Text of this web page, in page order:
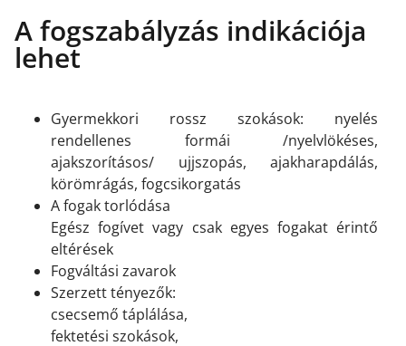
A fogszabályzás indikációja
lehet
Gyermekkori rossz szokások: nyelés
rendellenes formái /nyelvlökéses,
ajakszorításos/ ujjszopás, ajakharapdálás,
körömrágás, fogcsikorgatás
A fogak torlódása
Egész fogívet vagy csak egyes fogakat érintő
eltérések
Fogváltási zavarok
Szerzett tényezők:
csecsemő táplálása,
fektetési szokások,